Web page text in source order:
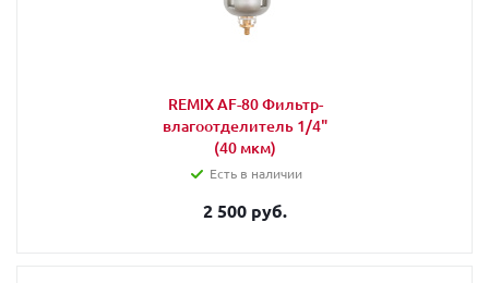
REMIX AF-80 Фильтр-
влагоотделитель 1/4"
(40 мкм)
Есть в наличии
2 500 руб.